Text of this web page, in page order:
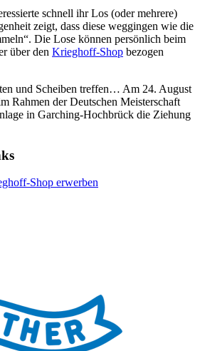
schnell ihr Los (oder mehrere)
zeigt, dass diese weggingen wie die
Die Lose können persönlich beim
über den Krieghoff-Shop bezogen
und Scheiben treffen… Am 24. August
Rahmen der Deutschen Meisterschaft
in Garching-Hochbrück die Ziehung
Shop erwerben